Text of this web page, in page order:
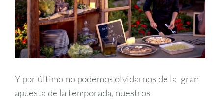
Y por último no podemos olvidarnos de la gran
apuesta de la temporada, nuestros